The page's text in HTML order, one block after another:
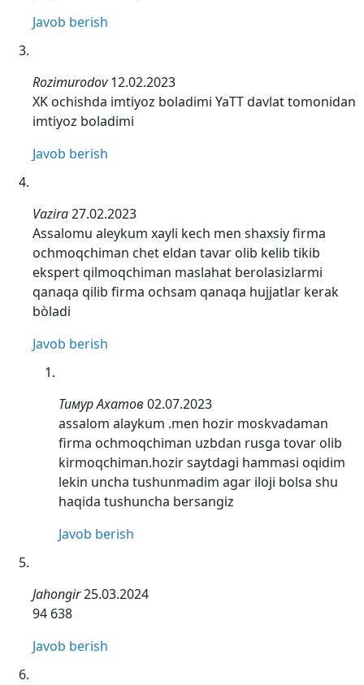
Javob berish
Rozimurodov 12.02.2023
XK ochishda imtiyoz boladimi YaTT davlat tomonidan
imtiyoz boladimi
Javob berish
Vazira27.02.2023
Assalomu aleykum xayli kech men shaxsiy firma
ochmoqchiman chet eldan tavar olib kelib tikib
ekspert qilmoqchiman maslahat berolasizlarmi
qanaqa qilib firma ochsam qanaqa hujjatlar kerak
bòladi
Javob berish
Тимур Ахатов02.07.2023
assalom alaykum .men hozir moskvadaman
firma ochmoqchiman uzbdan rusga tovar olib
kirmoqchiman.hozir saytdagi hammasi oqidim
lekin uncha tushunmadim agar iloji bolsa shu
haqida tushuncha bersangiz
Javob berish
Jahongir25.03.2024
94 638
Javob berish